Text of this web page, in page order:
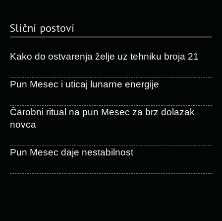
Slični postovi
Kako do ostvarenja želje uz tehniku broja 21
Pun Mesec i uticaj lunarne energije
Čarobni ritual na pun Mesec za brz dolazak
novca
Pun Mesec daje nestabilnost